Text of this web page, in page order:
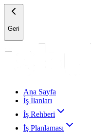
Geri
Ana Sayfa
İş İlanları
İş Rehberi
İş Planlaması